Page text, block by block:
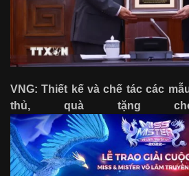
VNG: Thiết kế và chế tác các
thủ, quà tặng